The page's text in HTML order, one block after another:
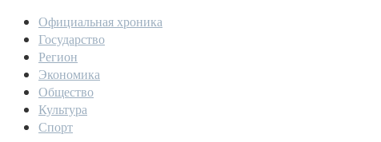
Официальная хроника
Государство
Регион
Экономика
Общество
Культура
Спорт